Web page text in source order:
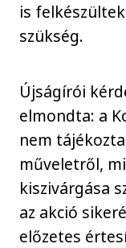
is
szükség.
Újságírói
elmondta: a
nem
műveletről,
kiszivárgása
az akció
előzetes